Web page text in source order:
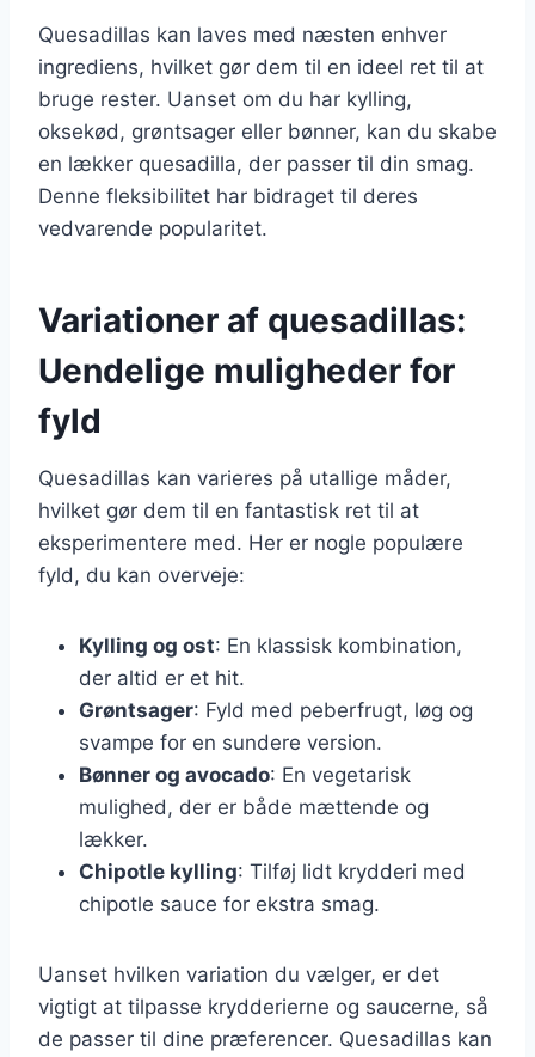
Quesadillas kan laves med næsten enhver
ingrediens, hvilket gør dem til en ideel ret til at
bruge rester. Uanset om du har kylling,
oksekød, grøntsager eller bønner, kan du skabe
en lækker quesadilla, der passer til din smag.
Denne fleksibilitet har bidraget til deres
vedvarende popularitet.
Variationer af quesadillas:
Uendelige muligheder for
fyld
Quesadillas kan varieres på utallige måder,
hvilket gør dem til en fantastisk ret til at
eksperimentere med. Her er nogle populære
fyld, du kan overveje:
Kylling og ost: En klassisk kombination,
der altid er et hit.
Grøntsager: Fyld med peberfrugt, løg og
svampe for en sundere version.
Bønner og avocado: En vegetarisk
mulighed, der er både mættende og
lækker.
Chipotle kylling: Tilføj lidt krydderi med
chipotle sauce for ekstra smag.
Uanset hvilken variation du vælger, er det
vigtigt at tilpasse krydderierne og saucerne, så
de passer til dine præferencer. Quesadillas kan